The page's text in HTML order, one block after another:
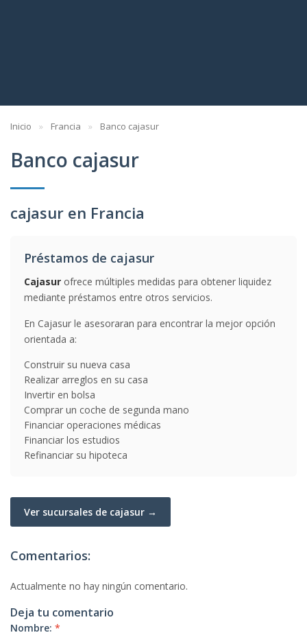
Inicio Francia Banco cajasur
Banco cajasur
cajasur en Francia
Préstamos de cajasur
Cajasur ofrece múltiples medidas para obtener liquidez
mediante préstamos entre otros servicios.
En Cajasur le asesoraran para encontrar la mejor opción
orientada a:
Construir su nueva casa
Realizar arreglos en su casa
Invertir en bolsa
Comprar un coche de segunda mano
Financiar operaciones médicas
Financiar los estudios
Refinanciar su hipoteca
Ver sucursales de cajasur →
Comentarios:
Actualmente no hay ningún comentario.
Deja tu comentario
Nombre: *